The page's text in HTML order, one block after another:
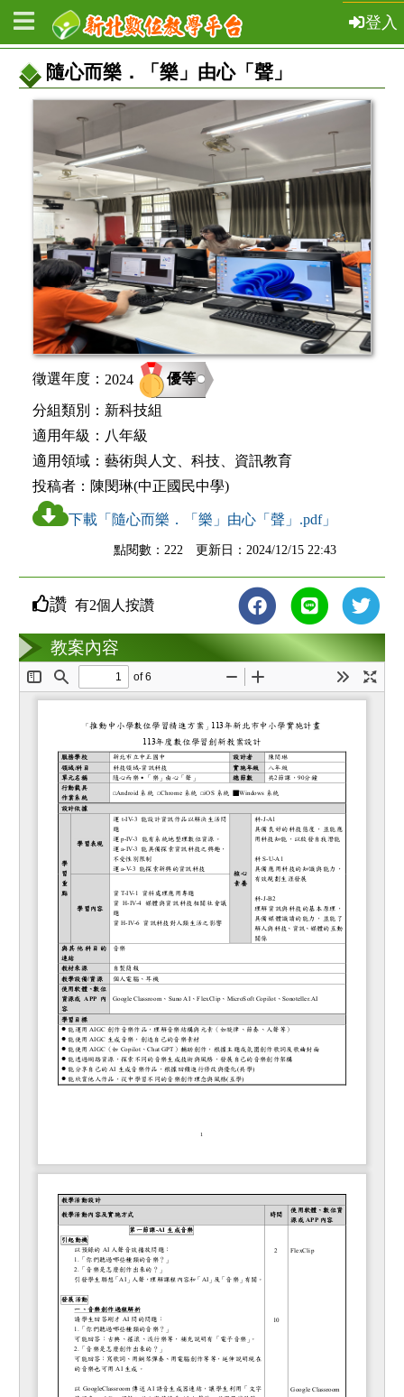
登入
隨心而樂．「樂」由心「聲」
基
本
資
訊
徵選年度： 2024 優等
分組類別： 新科技組
適用年級： 八年級
適用領域： 藝術與人文、科技、資訊教育
投稿者： 陳閔琳(中正國民中學)
下載「隨心而樂．「樂」由心「聲」.pdf」
點閱數：222 更新日：2024/12/15 22:43
教案互動
讚 有2個人按讚
教案內容